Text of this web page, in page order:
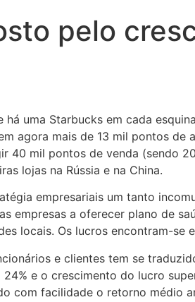
pelo
uma Starbucks em cada
agora mais de 13 mil pontos
40 mil pontos de venda (sendo
lojas na Rússia e na China.
empresariais um tanto
empresas a oferecer plano de
locais. Os lucros encontram-
e clientes tem se
e o crescimento do lucro
com facilidade o retorno médio